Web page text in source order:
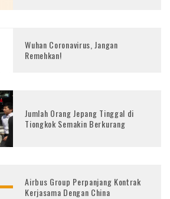
Wuhan Coronavirus, Jangan
Remehkan!
Jumlah Orang Jepang Tinggal di
Tiongkok Semakin Berkurang
Airbus Group Perpanjang Kontrak
Kerjasama Dengan China